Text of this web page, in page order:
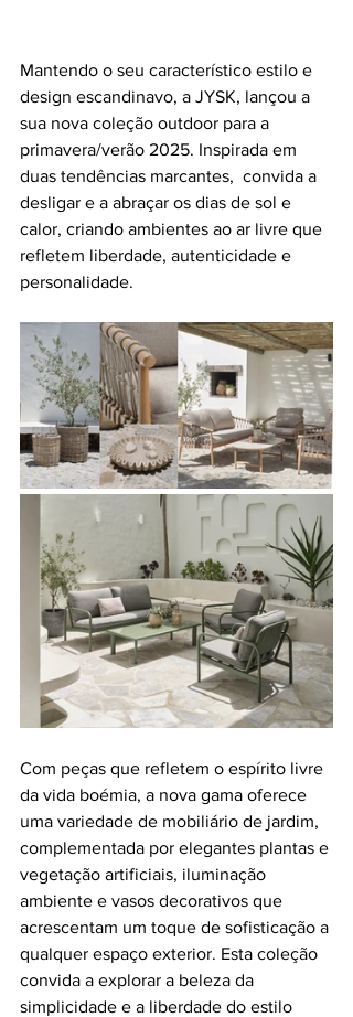
Mantendo o seu característico estilo e
design escandinavo, a JYSK, lançou a
sua nova coleção outdoor para a
primavera/verão 2025. Inspirada em
duas tendências marcantes,  convida a
desligar e a abraçar os dias de sol e
calor, criando ambientes ao ar livre que
refletem liberdade, autenticidade e
personalidade.
Com peças que refletem o espírito livre
da vida boémia, a nova gama oferece
uma variedade de mobiliário de jardim,
complementada por elegantes plantas e
vegetação artificiais, iluminação
ambiente e vasos decorativos que
acrescentam um toque de sofisticação a
qualquer espaço exterior. Esta coleção
convida a explorar a beleza da
simplicidade e a liberdade do estilo